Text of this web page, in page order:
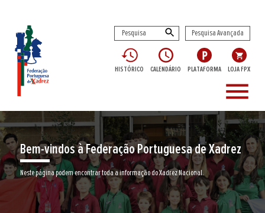
Pesquisa Avançada
HISTÓRICO CALENDÁRIO PLATAFORMA LOJA FPX
menu
Bem-vindos à Federação Portuguesa de Xadrez
Neste página podem encontrar toda a informação do Xadrez Nacional.